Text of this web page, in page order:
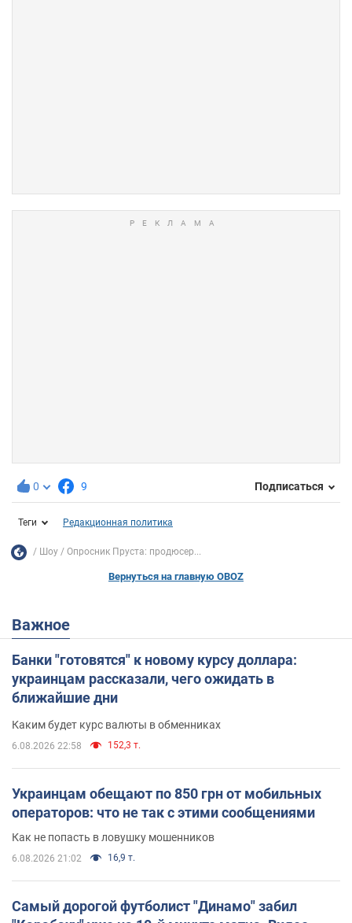
0 9 Подписаться
Теги Редакционная политика
Шоу Опросник Пруста: продюсер...
Вернуться на главную OBOZ
Важное
Банки "готовятся" к новому курсу доллара:
украинцам рассказали, чего ожидать в
ближайшие дни
Каким будет курс валюты в обменниках
6.08.2026 22:58 152,3 т.
Украинцам обещают по 850 грн от мобильных
операторов: что не так с этими сообщениями
Как не попасть в ловушку мошенников
6.08.2026 21:02 16,9 т.
Самый дорогой футболист "Динамо" забил